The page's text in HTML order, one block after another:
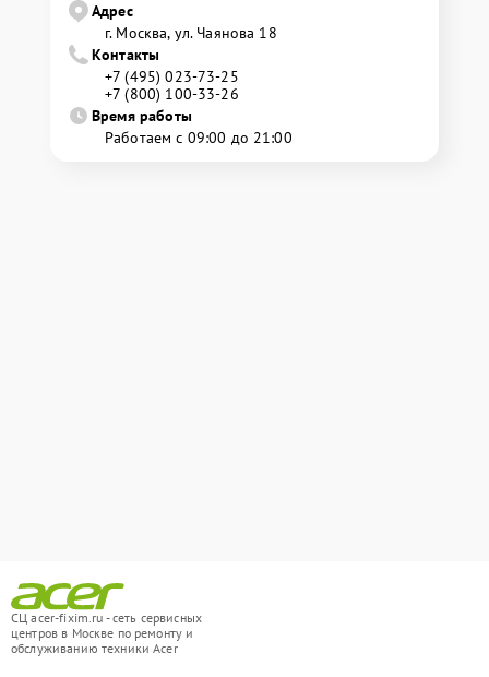
Адрес
г. Москва, ул. Чаянова 18
Контакты
+7 (495) 023-73-25
+7 (800) 100-33-26
Время работы
Работаем с 09:00 до 21:00
СЦ acer-fixim.ru - сеть сервисных
центров в Москве по ремонту и
обслуживанию техники Acer